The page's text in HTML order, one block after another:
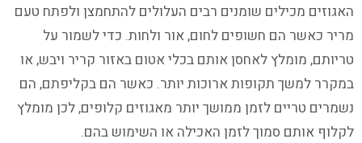
האגוזים מכילים שומנים רבים העלולים להתחמצן ולפתח טעם
מריר כאשר הם חשופים לחום, אור ולחות. כדי לשמור על
טריותם, מומלץ לאחסן אותם בכלי אטום באזור קריר ויבש, או
במקרר למשך תקופות ארוכות יותר. כאשר הם בקליפתם, הם
נשמרים טריים לזמן ממושך יותר מאגוזים קלופים, לכן מומלץ
לקלוף אותם סמוך לזמן האכילה או השימוש בהם.